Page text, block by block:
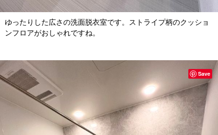
ゆったりした広さの洗面脱衣室です。ストライプ柄のクッショ
ンフロアがおしゃれですね。
Save